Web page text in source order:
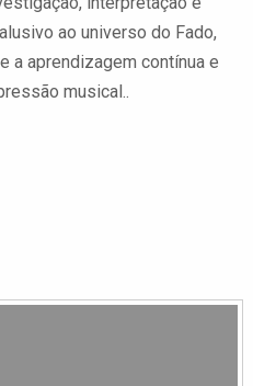
ao universo do Fado,
a aprendizagem contínua e
musical..